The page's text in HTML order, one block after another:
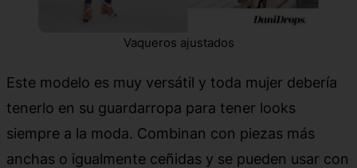
Vaqueros ajustados
Este modelo es muy versátil y toda mujer debería
tenerlo en su guardarropa para tener looks
siempre a la moda. Combinan con piezas más
anchas o igualmente ceñidas y se pueden usar con